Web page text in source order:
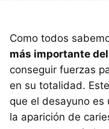
Como todos
más importante
conseguir fuerzas
en su totalidad.
que el desayuno es
la aparición de